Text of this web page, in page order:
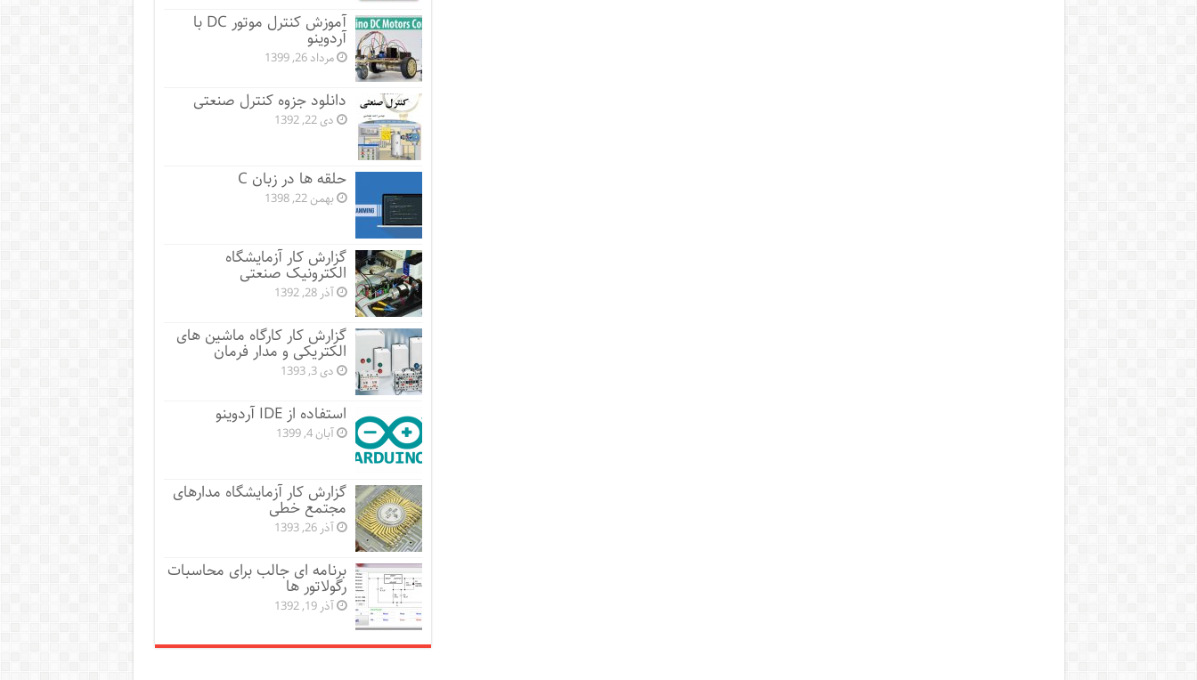
آموزش کنترل موتور DC با
آردوینو
مرداد 26, 1399
دانلود جزوه کنترل صنعتی
دی 22, 1392
حلقه ها در زبان C
بهمن 22, 1398
گزارش کار آزمایشگاه
الکترونیک صنعتی
آذر 28, 1392
گزارش کار کارگاه ماشین های
الکتریکی و مدار فرمان
دی 3, 1393
استفاده از IDE آردوینو
آبان 4, 1399
گزارش کار آزمایشگاه مدارهای
مجتمع خطی
آذر 26, 1393
برنامه ای جالب برای محاسبات
رگولاتور ها
آذر 19, 1392